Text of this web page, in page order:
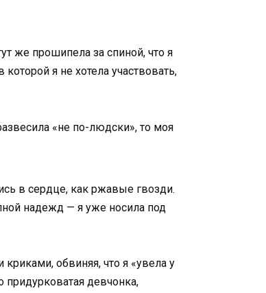
же прошипела за спиной, что я
я не хотела участвовать,
«не по-людски», то моя
в сердце, как ржавые гвозди.
надежд — я уже носила под
обвиняя, что я «увела у
придурковатая девчонка,